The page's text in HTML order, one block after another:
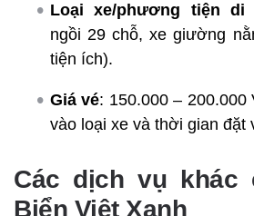
Loại xe/phương tiện di
ngồi 29 chỗ, xe giường
tiện ích).
Giá vé: 150.000 –
vào loại xe và thời gian đặt
Các dịch vụ khác
Biển Việt Xanh